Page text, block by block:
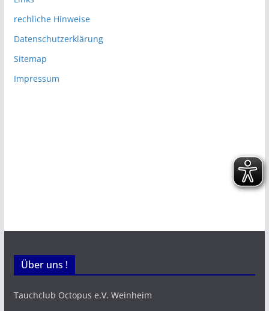
rechliche Hinweise
Datenschutzerklärung
Sitemap
Impressum
Über uns !
Tauchclub Octopus e.V. Weinheim